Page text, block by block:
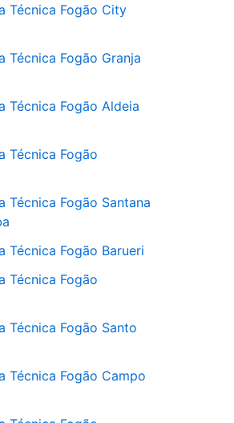
Técnica Fogão City
Técnica Fogão Granja
Técnica Fogão Aldeia
Técnica Fogão
Técnica Fogão Santana
Técnica Fogão Barueri
Técnica Fogão
Técnica Fogão Santo
Técnica Fogão Campo